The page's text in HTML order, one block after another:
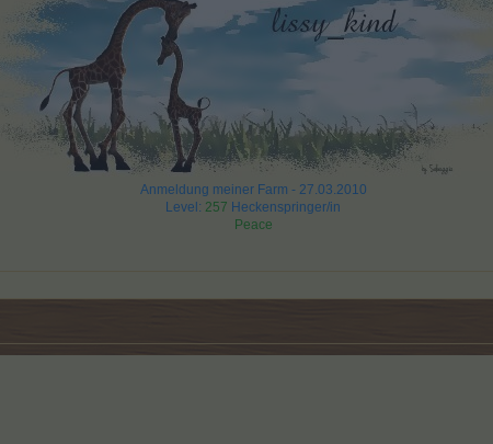
Anmeldung meiner Farm - 27.03.2010
Level: 257 Heckenspringer/in
Peace